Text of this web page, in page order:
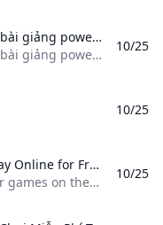
70 mẫu trò chơi cho thiết kế bài giảng powerpoint TRƯỜNG THCS QUÁN TOAN %!s()
70 mẫu trò chơi cho thiết kế bài giảng powerpoint TRƯỜNG THCS QUÁN TOAN
10/25
10/25
MULTIPLAYER GAMES 🎮 - Play Online for Free! Poki Discover the best multiplayer games on the most popular website for free online games! Poki works on your mobile tablet or computer. No downloads no login. Play now!
Discover the best multiplayer games on the most popular website for free online games! Poki works on your mobile, tablet, or computer. No downloads, no login. Play now! Stickman Crazy Box Escape From School Disaster Arena G-Switch 4 Tag Tag 2 MiniBattles PartyToons Fantasy Sandbox WorldGuessr - Free Geoguessr What are the most popular Multiplayer Games for the mobile phone or tablet? Stickman Crazy Box Escape From School Disaster Arena G-Switch 4 Tag 2
10/25